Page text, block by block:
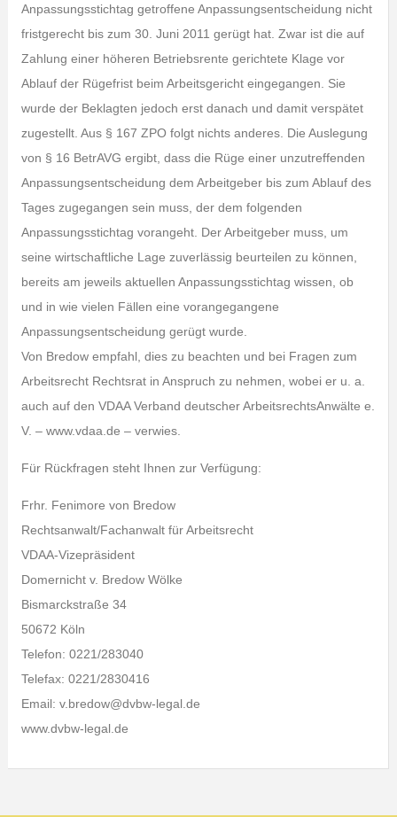
Anpassungsstichtag getroffene Anpassungsentscheidung nicht
fristgerecht bis zum 30. Juni 2011 gerügt hat. Zwar ist die auf
Zahlung einer höheren Betriebsrente gerichtete Klage vor
Ablauf der Rügefrist beim Arbeitsgericht eingegangen. Sie
wurde der Beklagten jedoch erst danach und damit verspätet
zugestellt. Aus § 167 ZPO folgt nichts anderes. Die Auslegung
von § 16 BetrAVG ergibt, dass die Rüge einer unzutreffenden
Anpassungsentscheidung dem Arbeitgeber bis zum Ablauf des
Tages zugegangen sein muss, der dem folgenden
Anpassungsstichtag vorangeht. Der Arbeitgeber muss, um
seine wirtschaftliche Lage zuverlässig beurteilen zu können,
bereits am jeweils aktuellen Anpassungsstichtag wissen, ob
und in wie vielen Fällen eine vorangegangene
Anpassungsentscheidung gerügt wurde.
Von Bredow empfahl, dies zu beachten und bei Fragen zum
Arbeitsrecht Rechtsrat in Anspruch zu nehmen, wobei er u. a.
auch auf den VDAA Verband deutscher ArbeitsrechtsAnwälte e.
V. – www.vdaa.de – verwies.
Für Rückfragen steht Ihnen zur Verfügung:
Frhr. Fenimore von Bredow
Rechtsanwalt/Fachanwalt für Arbeitsrecht
VDAA-Vizepräsident
Domernicht v. Bredow Wölke
Bismarckstraße 34
50672 Köln
Telefon: 0221/283040
Telefax: 0221/2830416
Email: v.bredow@dvbw-legal.de
www.dvbw-legal.de